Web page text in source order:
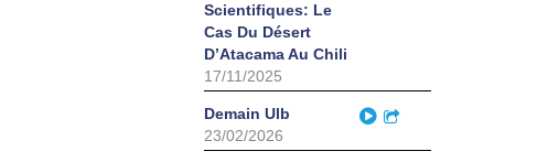
Scientifiques: Le
Cas Du Désert
D’Atacama Au Chili
17/11/2025
Demain Ulb
23/02/2026
Play